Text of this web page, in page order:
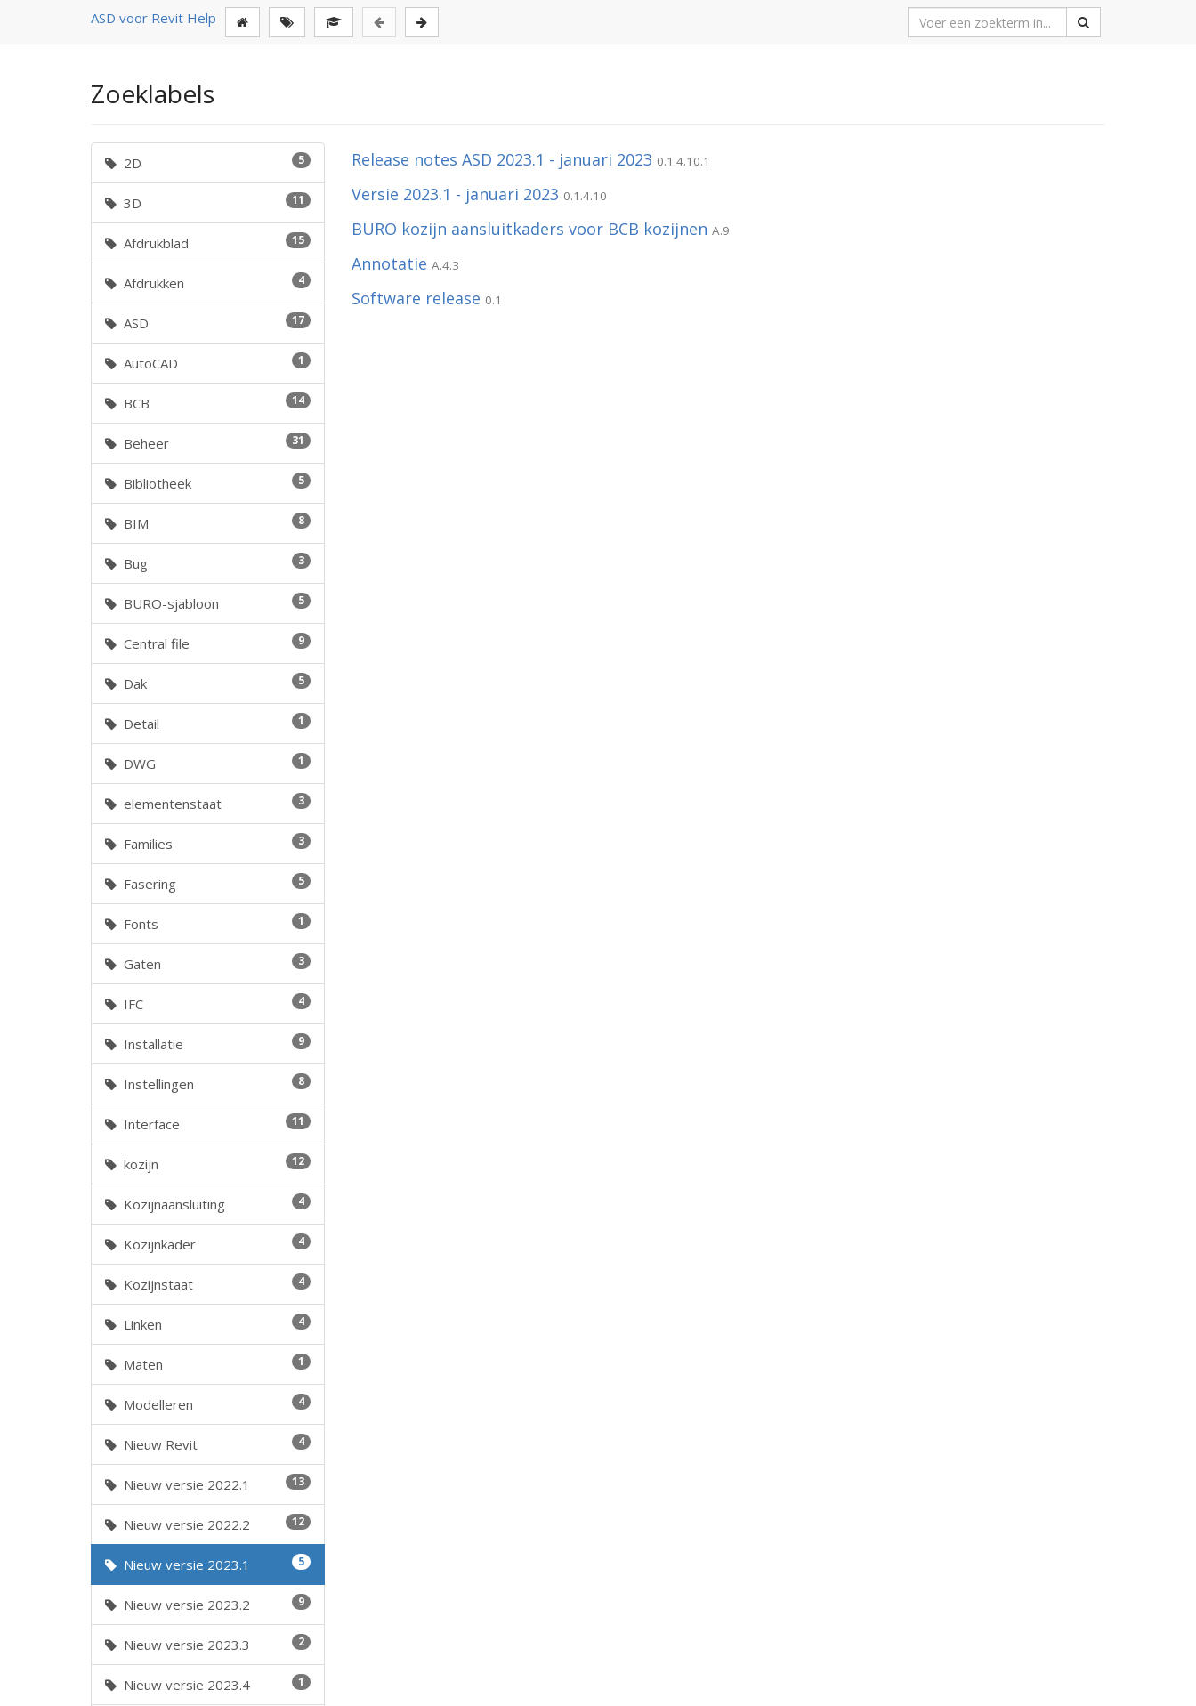
ASD voor Revit Help
Zoeklabels
5
2D
11
3D
15
Afdrukblad
4
Afdrukken
17
ASD
1
AutoCAD
14
BCB
31
Beheer
5
Bibliotheek
8
BIM
3
Bug
5
BURO-sjabloon
9
Central file
5
Dak
1
Detail
1
DWG
3
elementenstaat
3
Families
5
Fasering
1
Fonts
3
Gaten
4
IFC
9
Installatie
8
Instellingen
11
Interface
12
kozijn
4
Kozijnaansluiting
4
Kozijnkader
4
Kozijnstaat
4
Linken
1
Maten
4
Modelleren
4
Nieuw Revit
13
Nieuw versie 2022.1
12
Nieuw versie 2022.2
5
Nieuw versie 2023.1
9
Nieuw versie 2023.2
2
Nieuw versie 2023.3
1
Nieuw versie 2023.4
Release notes ASD 2023.1 - januari 2023 0.1.4.10.1
Versie 2023.1 - januari 2023 0.1.4.10
BURO kozijn aansluitkaders voor BCB kozijnen A.9
Annotatie A.4.3
Software release 0.1